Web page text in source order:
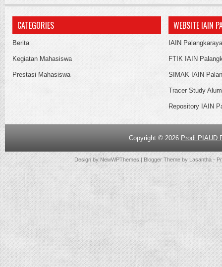
CATEGORIES
Berita
Kegiatan Mahasiswa
Prestasi Mahasiswa
WEBSITE IAIN
IAIN Palangkaraya
FTIK IAIN
SIMAK IAIN
Tracer Study
Repository IAIN
Copyright © 2026 Prodi PIAUD
Design by NewWPThemes| Blogger Theme byLasantha -